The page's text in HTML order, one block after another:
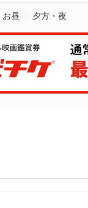
お昼 夕方・夜